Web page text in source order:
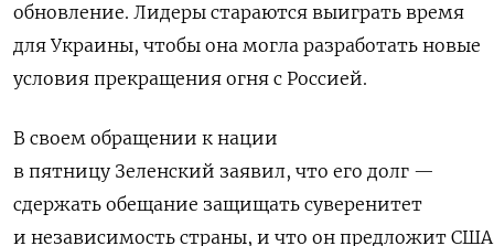
обновление. Лидеры стараются выиграть время
для Украины, чтобы она могла разработать новые
условия прекращения огня с Россией.
В своем обращении к нации
в пятницу Зеленский заявил, что его долг —
сдержать обещание защищать суверенитет
и независимость страны, и что он предложит